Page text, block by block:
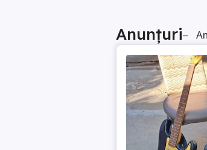
Anunțuri–